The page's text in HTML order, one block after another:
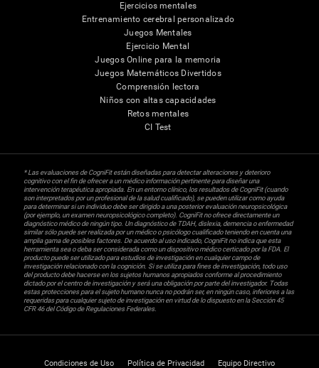
Ejercicios mentales
Entrenamiento cerebral personalizado
Juegos Mentales
Ejercicio Mental
Juegos Online para la memoria
Juegos Matemáticos Divertidos
Comprensión lectora
Niños con altas capacidades
Retos mentales
CI Test
* Las evaluaciones de CogniFit están diseñadas para detectar alteraciones y deterioro
cognitivo con el fin de ofrecer a un médico información pertinente para diseñar una
intervención terapéutica apropiada. En un entorno clínico, los resultados de CogniFit (cuando
son interpretados por un profesional de la salud cualificado), se pueden utilizar como ayuda
para determinar si un individuo debe ser dirigido a una posterior evaluación neuropsicológica
(por ejemplo, un examen neuropsicológico completo). CogniFit no ofrece directamente un
diagnóstico médico de ningún tipo. Un diagnóstico de TDAH, dislexia, demencia o enfermedad
similar sólo puede ser realizada por un médico o psicólogo cualificado teniendo en cuenta una
amplia gama de posibles factores. De acuerdo al uso indicado, CogniFit no indica que esta
herramienta sea o deba ser considerada como un dispositivo médico certicado por la FDA. El
producto puede ser utilizado para estudios de investigación en cualquier campo de
investigación relacionado con la cognición. Si se utiliza para fines de investigación, todo uso
del producto debe hacerse en los sujetos humanos apropiados conforme al procedimiento
dictado por el centro de investigación y será una obligación por parte del investigador. Todas
estas protecciones para el sujeto humano nunca no podrán ser, en ningún caso, inferiores a las
requeridas para cualquier sujeto de investigación en virtud de lo dispuesto en la Sección 45
CFR 46 del Código de Regulaciones Federales.
Condiciones de Uso Política de Privacidad Equipo Directivo